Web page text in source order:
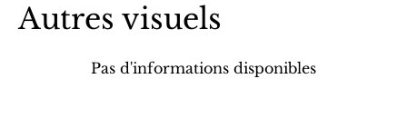
Autres visuels
Pas d'informations disponibles